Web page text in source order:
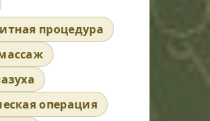
процедура
операция